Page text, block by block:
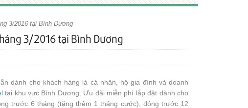
3/2016 tại Bình Dương
3/2016 tại Bình Dương
dành cho khách hàng là cá nhân, hộ gia đình và doanh
tại khu vực Bình Dương. Ưu đãi miễn phí lắp đặt dành cho
trước 6 tháng (tặng thêm 1 tháng cước), đóng trước 12